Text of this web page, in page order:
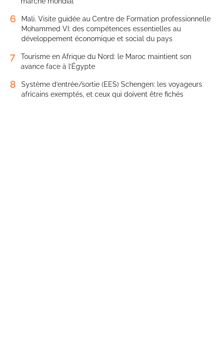
6
Mali. Visite guidée au Centre de Formation professionnelle
Mohammed VI: des compétences essentielles au
développement économique et social du pays
7
Tourisme en Afrique du Nord: le Maroc maintient son
avance face à l’Égypte
8
Système d’entrée/sortie (EES) Schengen: les voyageurs
africains exemptés, et ceux qui doivent être fichés